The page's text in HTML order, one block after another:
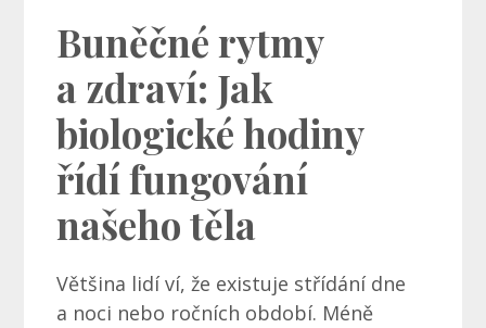
Buněčné rytmy
a zdraví: Jak
biologické hodiny
řídí fungování
našeho těla
Většina lidí ví, že existuje střídání dne
a noci nebo ročních období. Méně